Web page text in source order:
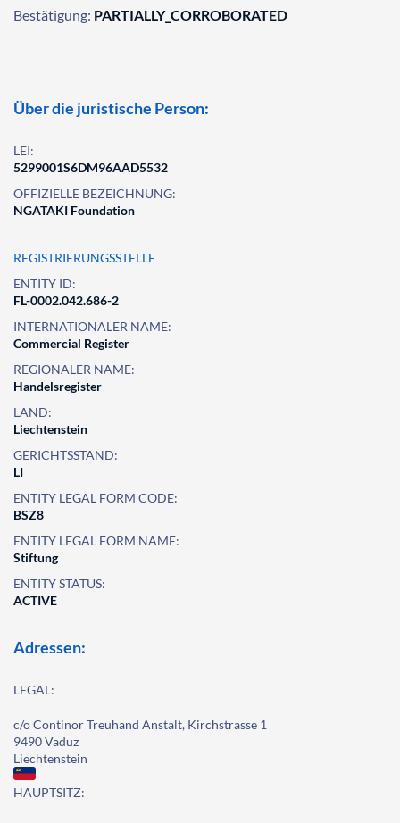
Bestätigung: PARTIALLY_CORROBORATED
Über die juristische Person:
LEI:
5299001S6DM96AAD5532
OFFIZIELLE BEZEICHNUNG:
NGATAKI Foundation
REGISTRIERUNGSSTELLE
ENTITY ID:
FL-0002.042.686-2
INTERNATIONALER NAME:
Commercial Register
REGIONALER NAME:
Handelsregister
LAND:
Liechtenstein
GERICHTSSTAND:
LI
ENTITY LEGAL FORM CODE:
BSZ8
ENTITY LEGAL FORM NAME:
Stiftung
ENTITY STATUS:
ACTIVE
Adressen:
LEGAL:
c/o Continor Treuhand Anstalt, Kirchstrasse 1
9490 Vaduz
Liechtenstein
HAUPTSITZ: